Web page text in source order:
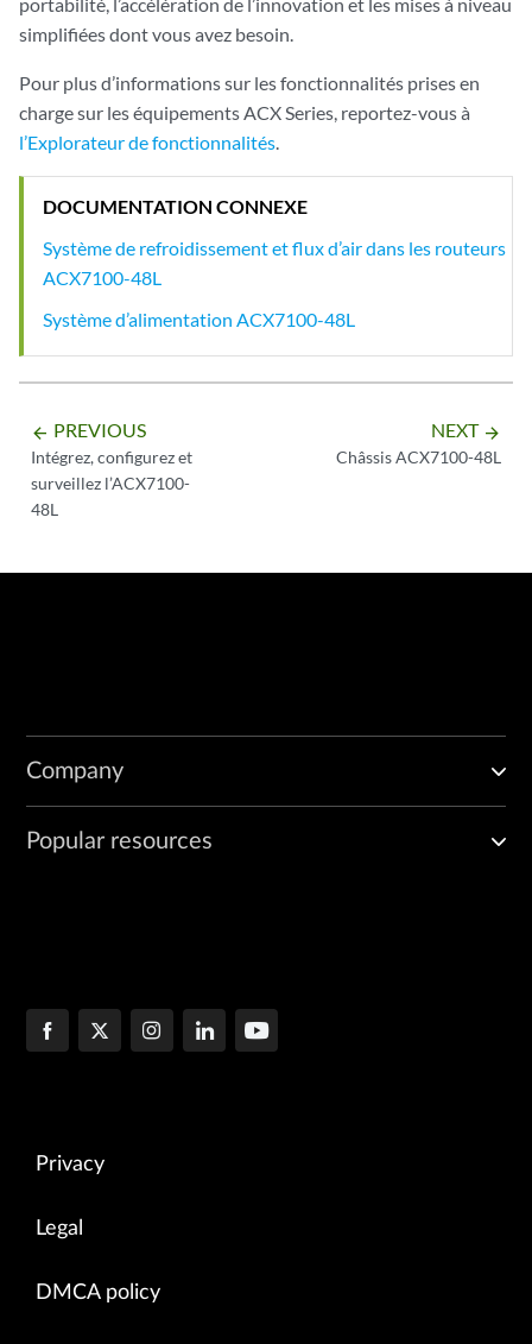
simplifiées dont vous avez besoin.
Pour plus d’informations sur les fonctionnalités prises en
charge sur les équipements ACX Series, reportez-vous à
l’Explorateur de fonctionnalités
DOCUMENTATION CONNEXE
Système de refroidissement et flux d’air dans les routeurs
ACX7100-48L
Système d’alimentation ACX7100-48L
arrow_backward PREVIOUS
Intégrez, configurez et
surveillez l’ACX7100-
48L
NEXT arrow_forward
Châssis ACX7100-48L
Company
Popular resources
Privacy
Legal
DMCA policy